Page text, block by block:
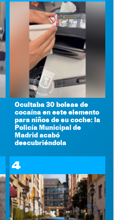
Ocultaba 30 bolsas de
cocaína en este elemento
para niños de su coche: la
Policía Municipal de
Madrid acabó
descubriéndola
4